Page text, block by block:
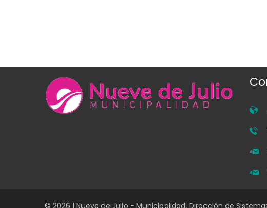
© 2026 | Nueve de Julio - Municipalidad. Dirección de